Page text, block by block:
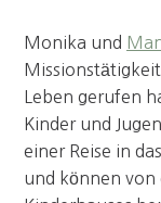
Monika und
Leben gerufen
Kinder und
einer Reise in
und können von